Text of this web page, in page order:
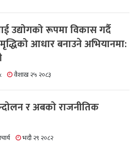
उद्योगको रूपमा विकास गर्दै
आधार बनाउने अभियानमा:
वैशाख २५ २०८३
र अबको राजनीतिक
भदौ २९ २०८२